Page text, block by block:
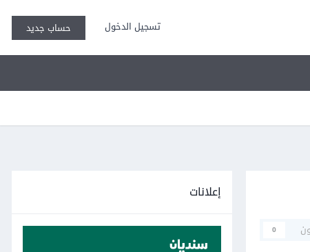
تسجيل الدخول حساب جديد
0
إعلانات